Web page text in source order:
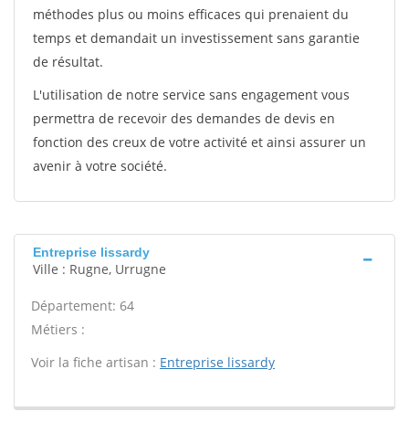
méthodes plus ou moins efficaces qui prenaient du
temps et demandait un investissement sans garantie
de résultat.
L'utilisation de notre service sans engagement vous
permettra de recevoir des demandes de devis en
fonction des creux de votre activité et ainsi assurer un
avenir à votre société.
Entreprise lissardy
Ville : Rugne, Urrugne
Département: 64
Métiers :
Voir la fiche artisan : Entreprise lissardy